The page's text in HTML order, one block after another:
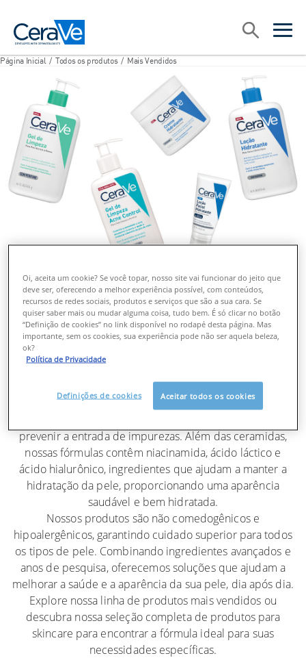
open
open
Procurar
Página Inicial / Todos os produtos / Mais Vendidos
MAIS VENDIDOS
nossos produtos mais vendidos são formulados com três
ceramidas essenciais, que ajudam a restaurar a barreira
prevenir a entrada de impurezas. Além das ceramidas,
nossas fórmulas contêm niacinamida, ácido láctico e
ácido hialurônico, ingredientes que ajudam a manter a
hidratação da pele, proporcionando uma aparência
saudável e bem hidratada.
Nossos produtos são não comedogênicos e
hipoalergênicos, garantindo cuidado superior para todos
os tipos de pele. Combinando ingredientes avançados e
anos de pesquisa, oferecemos soluções que ajudam a
melhorar a saúde e a aparência da sua pele, dia após dia.
Explore nossa linha de produtos mais vendidos ou
descubra nossa seleção completa de produtos para
skincare para encontrar a fórmula ideal para suas
necessidades específicas.
Oi, aceita um cookie? Se você topar, nosso site vai funcionar do jeito que
deve ser, oferecendo a melhor experiência possível, com conteúdos,
recursos de redes sociais, produtos e serviços que são a sua cara. Se
quiser saber mais ou mudar alguma coisa, tudo bem. É só clicar no botão
“Definição de cookies” no link disponível no rodapé desta página. Mas
importante, sem os cookies, sua experiência pode não ser aquela beleza,
ok?
Política de Privacidade
Definições de cookies Aceitar todos os cookies